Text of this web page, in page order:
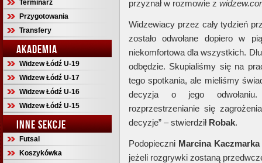
Terminarz
Przygotowania
Transfery
AKADEMIA
Widzew Łódź U-19
Widzew Łódź U-17
Widzew Łódź U-16
Widzew Łódź U-15
INNE SEKCJE
Futsal
Koszykówka
przyznał w rozmowie z
Widzewiacy przez cały tydzień
zostało odwołane dopiero w
niekomfortowa dla wszystkich.
odbędzie. Skupialiśmy się na
tego spotkania, ale mieliśmy
decyzja o jego
rozprzestrzenianie się
decyzje” – stwierdził Robak.
Podopieczni Marcina
jeżeli rozgrywki zostaną